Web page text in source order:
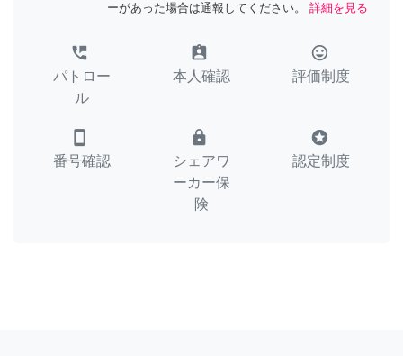
ーがあった場合は通報してください。
詳細を見る
perm_phone_msg
パトロー
ル
assignment_ind
本人確認
tag_faces
評価制度
smartphone
番号確認
lock
シェアワ
ーカー保
険
stars
認定制度